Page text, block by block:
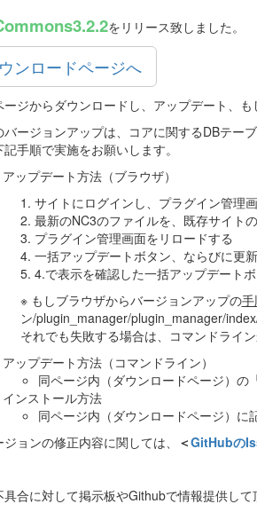
をリリース致しました。
ンロードページへ
ージからダウンロードし、アップデート、も
バージョンアップは、コアに関するDBテー
手順で実施をお願いします。
アップデート方法（ブラウザ）
1. サイトにログインし、プラグイン管理画
2. 最新のNC3のファイルを、既存サイト
3. プラグイン管理画面をリロードする
4. 一括アップデートボタン、ならびに更
5. 4.で表示を確認した一括アップデートボ
※ もしブラウザからバージョンアップの手
ン/plugin_manager/plugin_manager/
それでも失敗する場合は、コマンドライ
アップデート方法（コマンドライン）
同ページ内（ダウンロードページ）の
インストール方法
同ページ内（ダウンロードページ）に
ョンの修正内容に関しては、
＜GitHubの
具合に対して掲示板やGithubで情報提供し